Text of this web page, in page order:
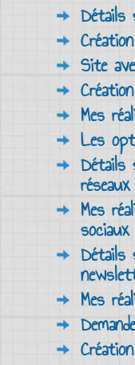
Détails
Site
Mes
Les
Détails
Mes
sociaux
Détails
Mes